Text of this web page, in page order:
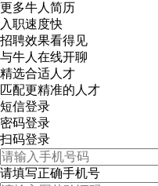
更多牛人简历
入职速度快
招聘效果看得见
与牛人在线开聊
精选合适人才
匹配更精准的人才
短信登录
密码登录
扫码登录
请填写正确手机号